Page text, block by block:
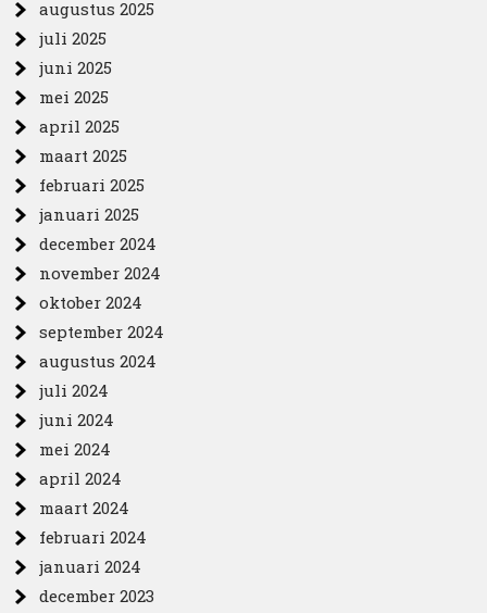
augustus 2025
juli 2025
juni 2025
mei 2025
april 2025
maart 2025
februari 2025
januari 2025
december 2024
november 2024
oktober 2024
september 2024
augustus 2024
juli 2024
juni 2024
mei 2024
april 2024
maart 2024
februari 2024
januari 2024
december 2023